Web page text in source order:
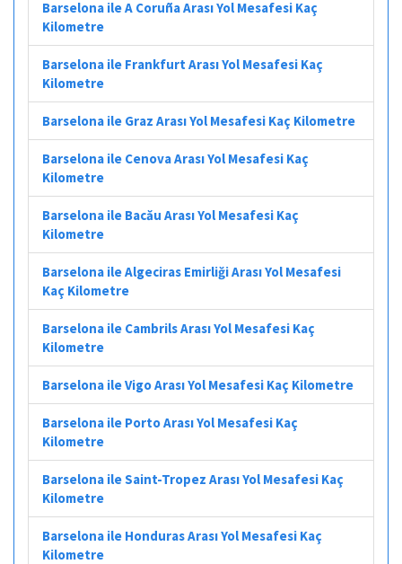
Barselona ile A Coruña Arası Yol Mesafesi Kaç
Kilometre
Barselona ile Frankfurt Arası Yol Mesafesi Kaç
Kilometre
Barselona ile Graz Arası Yol Mesafesi Kaç Kilometre
Barselona ile Cenova Arası Yol Mesafesi Kaç
Kilometre
Barselona ile Bacău Arası Yol Mesafesi Kaç
Kilometre
Barselona ile Algeciras Emirliği Arası Yol Mesafesi
Kaç Kilometre
Barselona ile Cambrils Arası Yol Mesafesi Kaç
Kilometre
Barselona ile Vigo Arası Yol Mesafesi Kaç Kilometre
Barselona ile Porto Arası Yol Mesafesi Kaç
Kilometre
Barselona ile Saint-Tropez Arası Yol Mesafesi Kaç
Kilometre
Barselona ile Honduras Arası Yol Mesafesi Kaç
Kilometre